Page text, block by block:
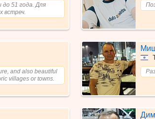
51 года. Для
встреч.
and also beautiful
villages or towns.